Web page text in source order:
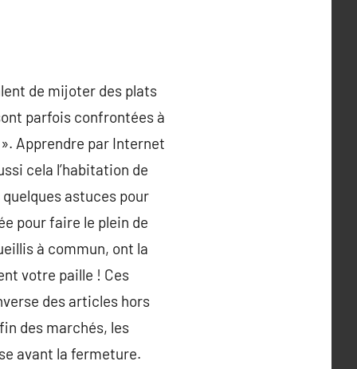
de mijoter des plats
parfois confrontées à
Apprendre par Internet
cela l’habitation de
astuces pour
pour faire le plein de
à commun, ont la
votre paille ! Ces
des articles hors
des marchés, les
avant la fermeture.